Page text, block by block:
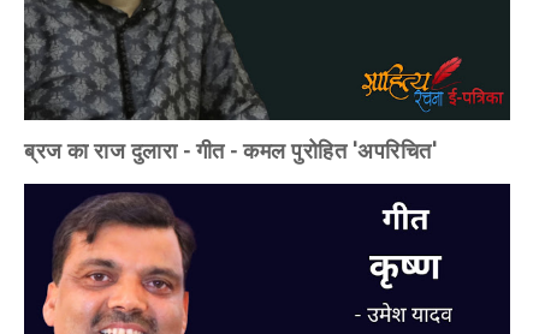
ब्रज का राज दुलारा - गीत - कमल पुरोहित 'अपरिचित'